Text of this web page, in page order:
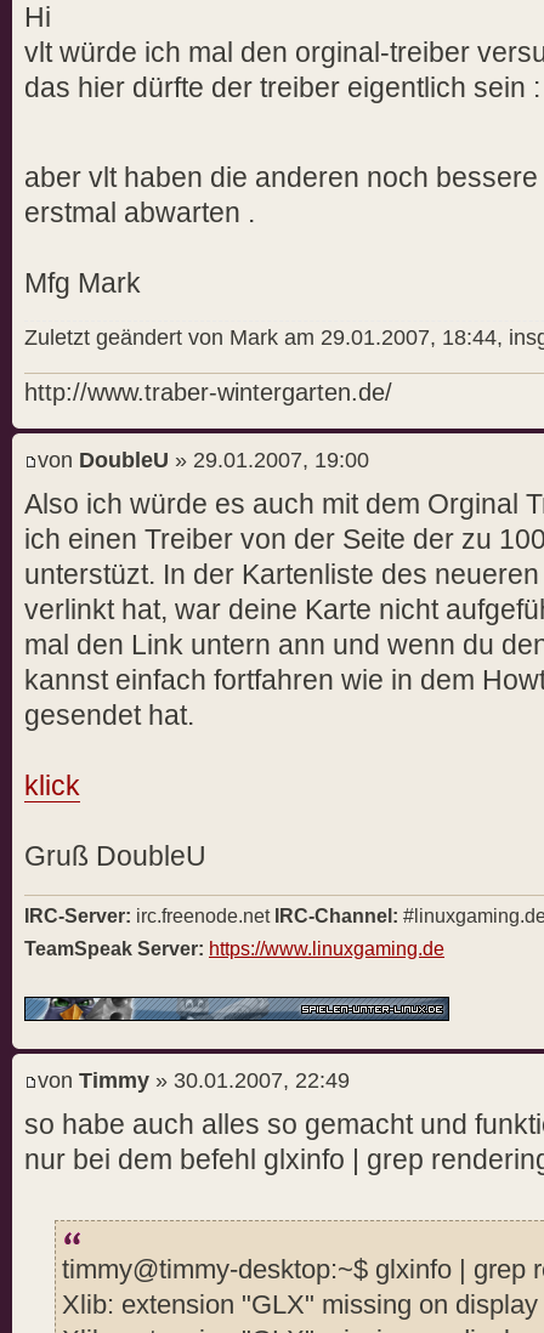
Hi
vlt würde ich mal den orginal-treiber
das hier dürfte der treiber eigentlich sein
aber vlt haben die anderen noch
erstmal abwarten .
Mfg Mark
Zuletzt geändert von Mark am 29.01.2007, 18:44,
http://www.traber-wintergarten.de/
von DoubleU » 29.01.2007, 19:00
Also ich würde es auch mit dem Orginal
ich einen Treiber von der Seite der zu
unterstüzt. In der Kartenliste des
verlinkt hat, war deine Karte nicht
mal den Link untern ann und wenn du
kannst einfach fortfahren wie in dem
gesendet hat.
klick
Gruß DoubleU
IRC-Server: irc.freenode.net IRC-Channel:
TeamSpeak Server: https://www.linuxgaming.de
von Timmy » 30.01.2007, 22:49
so habe auch alles so gemacht und
nur bei dem befehl glxinfo | grep
timmy@timmy-desktop:~$ glxinfo | grep
Xlib: extension "GLX" missing on